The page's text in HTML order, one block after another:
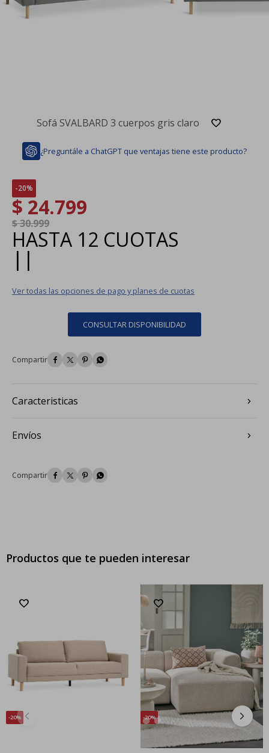
Sofá SVALBARD 3 cuerpos gris claro
¿Preguntále a ChatGPT que ventajas tiene este producto?
20
$ 24.799
$30.999
HASTA 12 CUOTAS
| |
Ver todas las opciones de pago y planes de cuotas
CONSULTAR DISPONIBILIDAD
   
Caracteristicas
Envíos
   
Productos que te pueden interesar
20 20